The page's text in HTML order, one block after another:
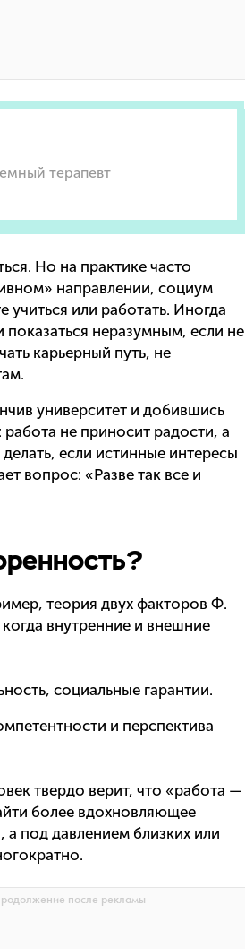
терапевт
Но на практике часто
направлении, социум
учиться или работать. Иногда
показаться неразумным, если не
карьерный путь, не
университет и добившись
не приносит радости, а
если истинные интересы
вопрос: «Разве так все и
теория двух факторов Ф.
внутренние и внешние
социальные гарантии.
и перспектива
твердо верит, что «работа —
более вдохновляющее
а под давлением близких или